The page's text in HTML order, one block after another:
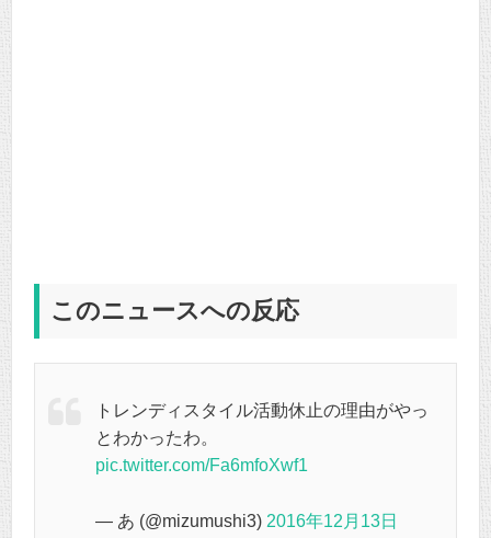
このニュースへの反応
トレンディスタイル活動休止の理由がやっ
とわかったわ。
pic.twitter.com/Fa6mfoXwf1
— あ (@mizumushi3) 2016年12月13日